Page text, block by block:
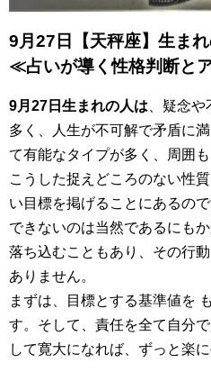
9月27日【天秤座】生まれ
≪占いが導く性格判断と
9月27日生まれの人は 、疑念
多く、人生が不可解で矛盾に
て有能なタイプが多く、周囲
こうした捉えどころのない性
い目標を掲げることにあるの
できないのは当然であるにも
落ち込むこともあり、その行
ありません。
まずは、目標とする基準値を
す。そして、責任を全て自分
して寛大になれば、ずっと楽